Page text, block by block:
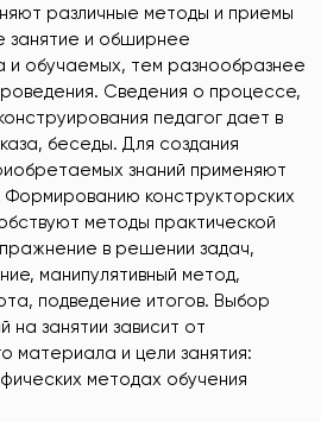
различные методы и приемы
занятие и обширнее
и обучаемых, тем разнообразнее
Сведения о процессе,
педагог дает в
беседы. Для создания
знаний применяют
конструкторских
методы практической
в решении задач,
манипулятивный метод,
подведение итогов. Выбор
на занятии зависит от
материала и цели занятия:
методах обучения